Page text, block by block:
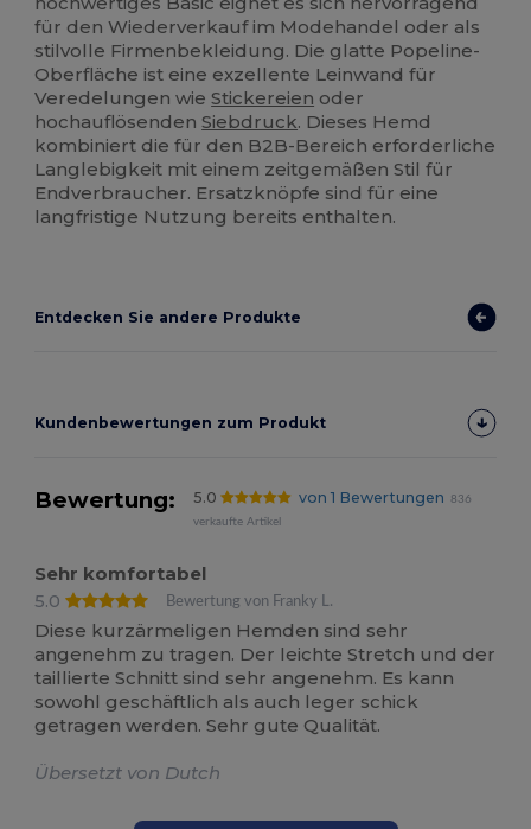
für den Wiederverkauf im Modehandel oder als
stilvolle Firmenbekleidung. Die glatte Popeline-
Oberfläche ist eine exzellente Leinwand für
Veredelungen wieStickereien oder
hochauflösendenSiebdruck. Dieses Hemd
kombiniert die für den B2B-Bereich erforderliche
Langlebigkeit mit einem zeitgemäßen Stil für
Endverbraucher. Ersatzknöpfe sind für eine
langfristige Nutzung bereits enthalten.
Entdecken Sie andere Produkte
Kundenbewertungen zum Produkt
Bewertung: 5.0 von 1 Bewertungen
836
verkaufte Artikel
Sehr komfortabel
5.0
Bewertung von Franky L.
Diese kurzärmeligen Hemden sind sehr
angenehm zu tragen. Der leichte Stretch und der
taillierte Schnitt sind sehr angenehm. Es kann
sowohl geschäftlich als auch leger schick
getragen werden. Sehr gute Qualität.
Übersetzt von Dutch